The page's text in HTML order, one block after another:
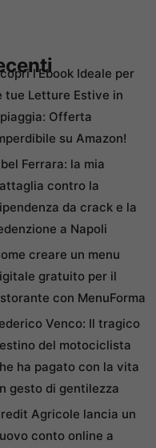
l’Ebook Ideale per
tue Letture Estive in
Offerta
su Amazon!
Ferrara: la mia
contro la
da crack e la
a Napoli
creare un menu
gratuito per il
con MenuForma
Venco: Il tragico
del motociclista
ha pagato con la vita
gesto di gentilezza
Agricole lancia un
conto online a